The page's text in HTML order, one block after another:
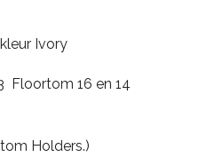
Ivory
Floortom 16 en 14
Holders.)